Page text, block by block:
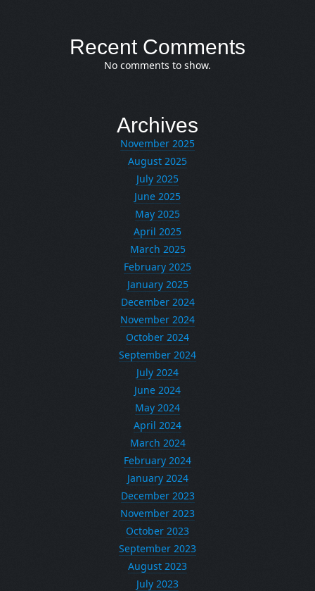
Recent Comments
No comments to show.
Archives
November 2025
August 2025
July 2025
June 2025
May 2025
April 2025
March 2025
February 2025
January 2025
December 2024
November 2024
October 2024
September 2024
July 2024
June 2024
May 2024
April 2024
March 2024
February 2024
January 2024
December 2023
November 2023
October 2023
September 2023
August 2023
July 2023